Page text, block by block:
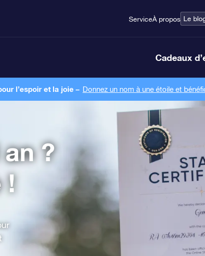
ServiceÀ propos Le
Cadeaux
l’espoir et la joie – Donnez un nom à une étoile et
?
!